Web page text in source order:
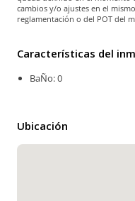
cambios y/o ajustes en el
reglamentación o del POT del
Características del
BaÑo: 0
Ubicación